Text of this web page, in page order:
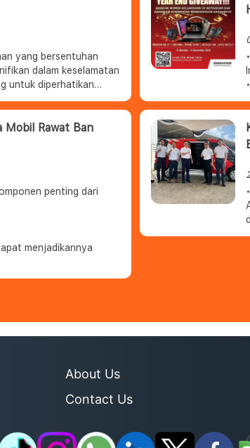
yang bersentuhan
dalam keselamatan
untuk diperhatikan
Mobil Rawat Ban
penting dari
menjadikannya
About Us
Contact Us